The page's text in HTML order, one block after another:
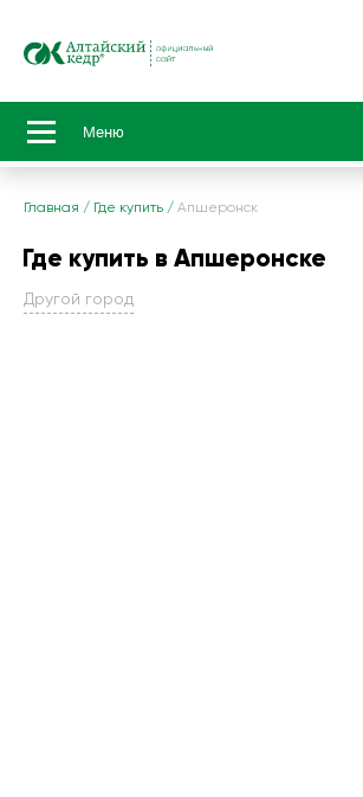
Меню
Главная / Где купить / Апшеронск
Где купить в Апшеронске
Другой город